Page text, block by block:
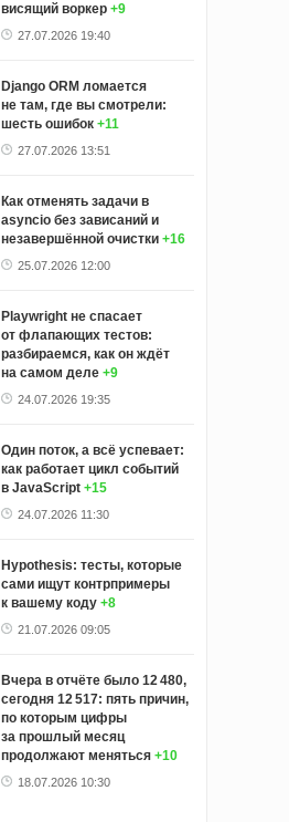
висящий воркер +9
27.07.2026 19:40
Django ORM ломается
не там, где вы смотрели:
шесть ошибок +11
27.07.2026 13:51
Как отменять задачи в
asyncio без зависаний и
незавершённой очистки +16
25.07.2026 12:00
Playwright не спасает
от флапающих тестов:
разбираемся, как он ждёт
на самом деле +9
24.07.2026 19:35
Один поток, а всё успевает:
как работает цикл событий
в JavaScript +15
24.07.2026 11:30
Hypothesis: тесты, которые
сами ищут контрпримеры
к вашему коду +8
21.07.2026 09:05
Вчера в отчёте было 12 480,
сегодня 12 517: пять причин,
по которым цифры
за прошлый месяц
продолжают меняться +10
18.07.2026 10:30